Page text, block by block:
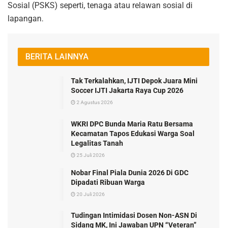
Sosial (PSKS) seperti, tenaga atau relawan sosial di
lapangan.
BERITA LAINNYA
Tak Terkalahkan, IJTI Depok Juara Mini
Soccer IJTI Jakarta Raya Cup 2026
2 Agustus 2026
WKRI DPC Bunda Maria Ratu Bersama
Kecamatan Tapos Edukasi Warga Soal
Legalitas Tanah
25 Juli 2026
Nobar Final Piala Dunia 2026 Di GDC
Dipadati Ribuan Warga
20 Juli 2026
Tudingan Intimidasi Dosen Non-ASN Di
Sidang MK, Ini Jawaban UPN “Veteran”